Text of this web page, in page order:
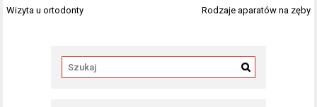
Nawigacja
Wizyta u ortodonty Rodzaje aparatów na zęby